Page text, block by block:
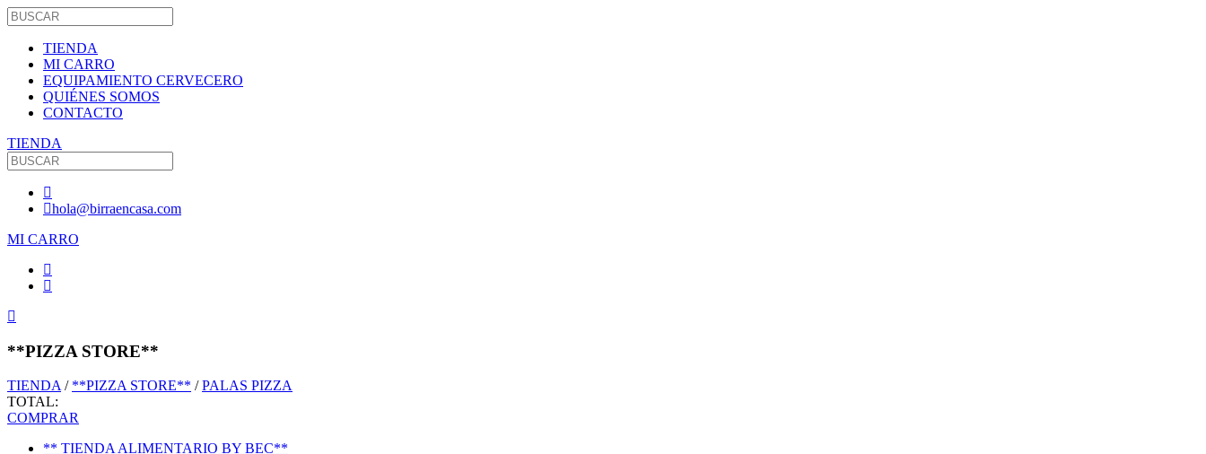
TIENDA
MI CARRO
EQUIPAMIENTO CERVECERO
QUIÉNES SOMOS
CONTACTO
TIENDA
hola@birraencasa.com
MI CARRO
**PIZZA STORE**
TIENDA/ **PIZZA STORE** /PALAS PIZZA
TOTAL:
COMPRAR
** TIENDA ALIMENTARIO BY BEC**